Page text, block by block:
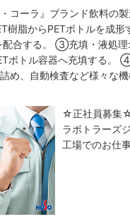
コーラ』ブランド飲料の
樹脂からPETボトルを成
配合する。 ③充填・液処理
ボトル容器へ充填する。
め、自動検査など様々な
☆正社員募集
ラボトラーズ
工場でのお仕